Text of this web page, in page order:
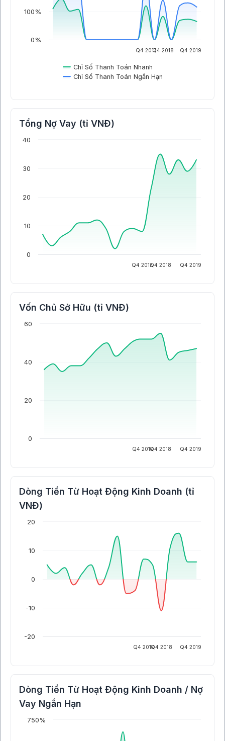
Chỉ Số Thanh Toán Nhanh
Chỉ Số Thanh Toán Ngắn Hạn
Q4 2017Q4 2018 Q4 2019
0%
100%
Tổng Nợ Vay (tỉ VNĐ)
Q4 2017Q4 2018 Q4 2019
0
10
20
30
40
Vốn Chủ Sở Hữu (tỉ VNĐ)
Q4 2017Q4 2018 Q4 2019
0
20
40
60
Dòng Tiền Từ Hoạt Động Kinh Doanh (tỉ
VNĐ)
Q4 2017Q4 2018 Q4 2019
-20
-10
0
10
20
Dòng Tiền Từ Hoạt Động Kinh Doanh / Nợ
Vay Ngắn Hạn
750%